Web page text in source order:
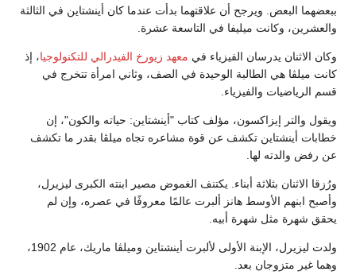
ببعضهما البعض. ويرجح أن علاقتهما بدأت عندما كان أينشتاين في الثالثة
والعشرين، وكانت ميليفا في التاسعة عشرة.
وكان الاثنان يدرسان الفيزياء في معهد زيورخ الفيدرالي للتكنولوجيا، إذ
كانت ميلڤا هي الطالبة الوحيدة في الصف، وثاني امرأة تتخرج في
قسم الرياضيات والفيزياء.
ويقول والتر إيزاكسون، مؤلف كتاب "أينشتاين: حياته والكون"، إن
خطابات أينشتاين تكشف عن قوة مشاعره تجاه ميلڤا بقدر ما تكشف
عن رفض والدته لها.
ورُزقا الاثنان بثلاثة أبناء. يكتنف الغموض مصير ابنته الكبرى ليزيرل،
وأصبح ابنهم الأوسط هانز ألبرت عالمًا معروفًا في عصره، وإن لم
يحقق شهرة مثل شهرة أبيه.
ولدت ليزيرل، الإبنة الأولى لألبرت أينشتاين وميلڤا ماريك، عام 1902،
وهما غير متزوجان بعد.